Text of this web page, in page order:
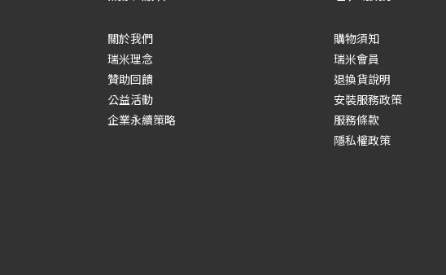
關於我們
瑞米理念
贊助回饋
公益活動
企業永續策略
購物須知
瑞米會員
退換貨說明
安裝服務政策
服務條款
隱私權政策